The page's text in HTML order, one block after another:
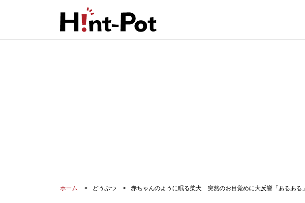
ホーム どうぶつ 赤ちゃんのように眠る柴犬 突然のお目覚めに大反響「あるある」